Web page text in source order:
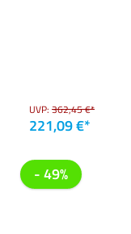
UVP: 362,45 €*
221,09 €*
- 49%